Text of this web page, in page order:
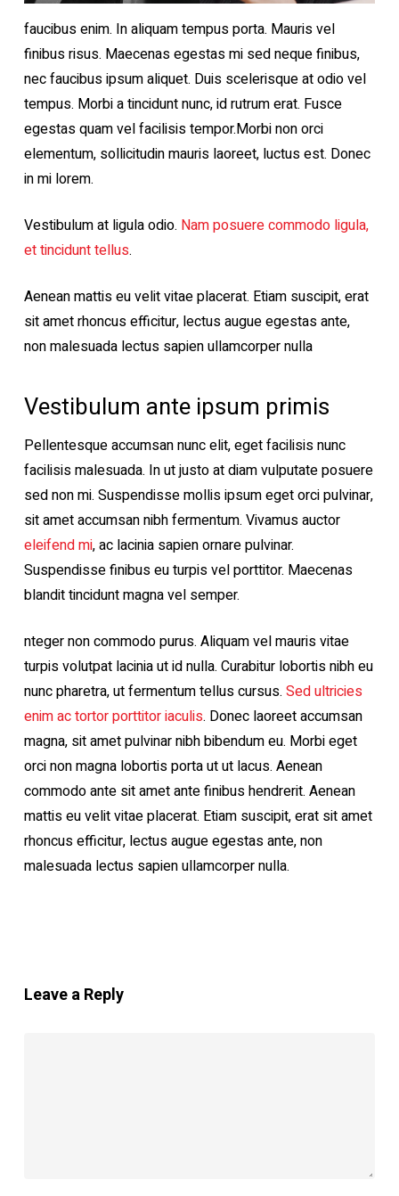
faucibus enim. In aliquam tempus porta. Mauris vel
finibus risus. Maecenas egestas mi sed neque finibus,
nec faucibus ipsum aliquet. Duis scelerisque at odio vel
tempus. Morbi a tincidunt nunc, id rutrum erat. Fusce
egestas quam vel facilisis tempor.Morbi non orci
elementum, sollicitudin mauris laoreet, luctus est. Donec
in mi lorem.
Vestibulum at ligula odio. Nam posuere commodo ligula,
et tincidunt tellus.
Aenean mattis eu velit vitae placerat. Etiam suscipit, erat
sit amet rhoncus efficitur, lectus augue egestas ante,
non malesuada lectus sapien ullamcorper nulla
Vestibulum ante ipsum primis
Pellentesque accumsan nunc elit, eget facilisis nunc
facilisis malesuada. In ut justo at diam vulputate posuere
sed non mi. Suspendisse mollis ipsum eget orci pulvinar,
sit amet accumsan nibh fermentum. Vivamus auctor
eleifend mi, ac lacinia sapien ornare pulvinar.
Suspendisse finibus eu turpis vel porttitor. Maecenas
blandit tincidunt magna vel semper.
nteger non commodo purus. Aliquam vel mauris vitae
turpis volutpat lacinia ut id nulla. Curabitur lobortis nibh eu
nunc pharetra, ut fermentum tellus cursus. Sed ultricies
enim ac tortor porttitor iaculis. Donec laoreet accumsan
magna, sit amet pulvinar nibh bibendum eu. Morbi eget
orci non magna lobortis porta ut ut lacus. Aenean
commodo ante sit amet ante finibus hendrerit. Aenean
mattis eu velit vitae placerat. Etiam suscipit, erat sit amet
rhoncus efficitur, lectus augue egestas ante, non
malesuada lectus sapien ullamcorper nulla.
Leave a Reply